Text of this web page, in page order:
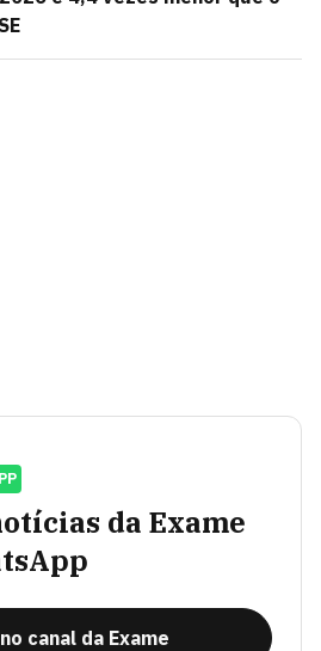
da Exame
canal da Exame